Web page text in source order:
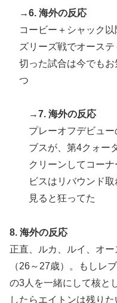
ト、大丈夫なの……？
▶
れでも積み荷が安定
の反応
上！現地サポの本音
る！」（海外の反応
海外「日本なんて行
てしまったディズニ
事態に
何？」
海外「不思議だね！
始めた欧米に海外が
▶ 海外「日本人は何に
→6. 海外の反応
コービー＋シャック
ズリーズ戦でオース
切った試合は今でも
つ
→7. 海外の反応
プレーオフデビュ
ブスが、第4クォー
クリーンしてコー
ビスはリバウンド
見ると狂ってた
8. 海外の反応
正直、ルカ、ルイ、オ
（26～27歳）。もしレ
の3人を一緒にして核と
したらエイトンは残り